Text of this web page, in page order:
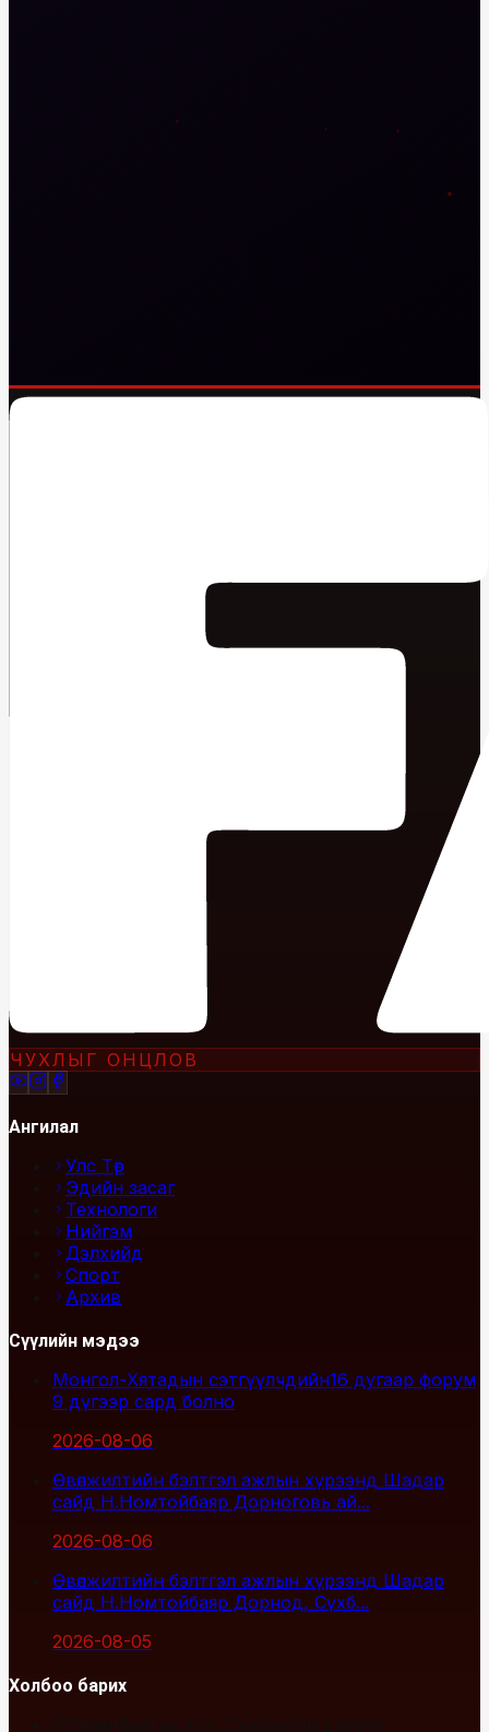
ЧУХЛЫГ ОНЦЛОВ
Ангилал
Улс Төр
Эдийн засаг
Технологи
Нийгэм
Дэлхийд
Спорт
Архив
Сүүлийн мэдээ
Монгол-Хятадын сэтгүүлчдийн16 дугаар форум
9 дүгээр сард болно
2026-08-06
Өвөлжилтийн бэлтгэл ажлын хүрээнд Шадар
сайд Н.Номтойбаяр Дорноговь ай...
2026-08-06
Өвөлжилтийн бэлтгэл ажлын хүрээнд Шадар
сайд Н.Номтойбаяр Дорнод, Сүхб...
2026-08-05
Холбоо барих